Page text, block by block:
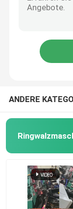
Horizontale
ANDERE